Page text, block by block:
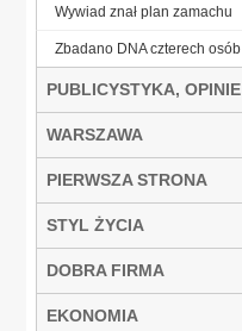
Wywiad znał plan zamachu
Zbadano DNA czterech osób
PUBLICYSTYKA, OPINIE
WARSZAWA
PIERWSZA STRONA
STYL ŻYCIA
DOBRA FIRMA
EKONOMIA